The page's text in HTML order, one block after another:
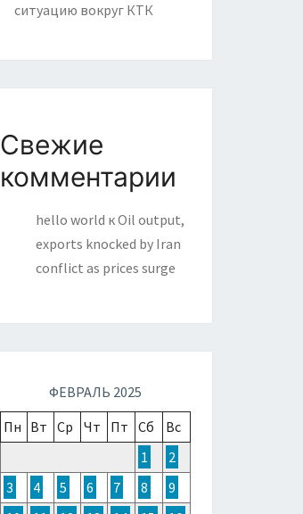
ситуацию вокруг КТК
Свежие
комментарии
hello world кOil output,
exports knocked by Iran
conflict as prices surge
ФЕВРАЛЬ 2025
Пн Вт Ср Чт Пт Сб
Вс
1
2
3
4 5 6 7 8
9